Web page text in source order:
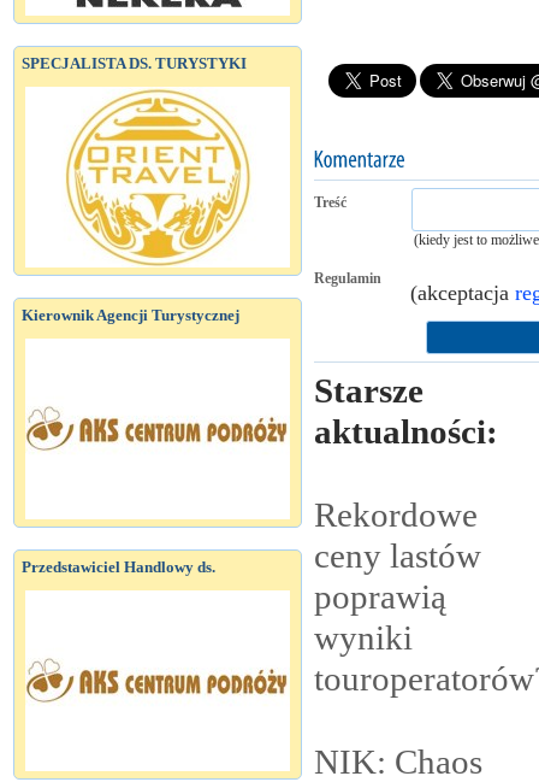
SPECJALISTA DS. TURYSTYKI
Kierownik Agencji Turystycznej
Przedstawiciel Handlowy ds.
Treść
(kiedy jest to
Regulamin
(akceptacja
Starsze
aktualności:
Rekordowe
ceny lastów
poprawią
wyniki
NIK: Chaos